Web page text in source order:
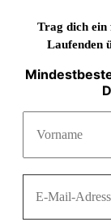
Trag dich ein
Laufenden